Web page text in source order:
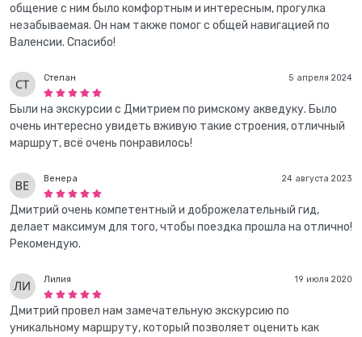
общение с ним было комфортным и интересным, прогулка
незабываемая. Он нам также помог с общей навигацией по
Валенсии. Спасибо!
5 апреля 2024
Степан
Были на экскурсии с Дмитрием по римскому акведуку. Было
очень интересно увидеть вживую такие строения, отличный
маршрут, всё очень понравилось!
24 августа 2023
Венера
Дмитрий очень компетентный и доброжелательный гид,
делает максимум для того, чтобы поездка прошла на отлично!
Рекомендую.
19 июля 2020
Лилия
Дмитрий провел нам замечательную экскурсию по
уникальному маршруту, который позволяет оценить как